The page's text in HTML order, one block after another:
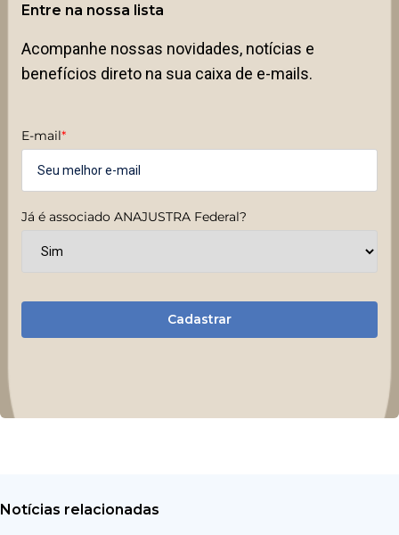
Entre na nossa lista
Acompanhe nossas novidades, notícias e
benefícios direto na sua caixa de e-mails.
E-mail*
Já é associado ANAJUSTRA Federal?
Cadastrar
Notícias relacionadas